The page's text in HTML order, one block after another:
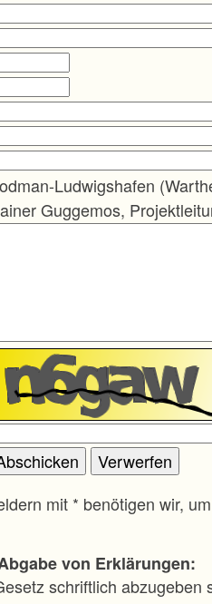
Ludwigshafen
Guggemos,
mit * benötigen wir,
von Erklärungen:
schriftlich